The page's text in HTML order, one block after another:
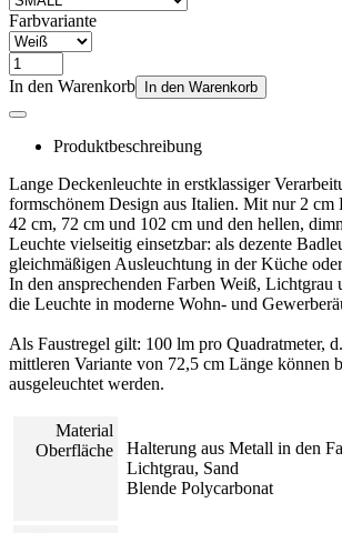
Farbvariante
In den Warenkorb In den Warenkorb
Produktbeschreibung
Lange Deckenleuchte in erstklassiger
formschönem Design aus Italien. Mit nur 2 cm
42 cm, 72 cm und 102 cm und den hellen,
Leuchte vielseitig einsetzbar: als dezente
gleichmäßigen Ausleuchtung in der Küche
In den ansprechenden Farben Weiß, Lichtgrau
die Leuchte in moderne Wohn- und
Als Faustregel gilt: 100 lm pro Quadratmeter,
mittleren Variante von 72,5 cm Länge können
ausgeleuchtet werden.
Material
Oberfläche
Halterung aus Metall in den
Lichtgrau, Sand
Blende Polycarbonat